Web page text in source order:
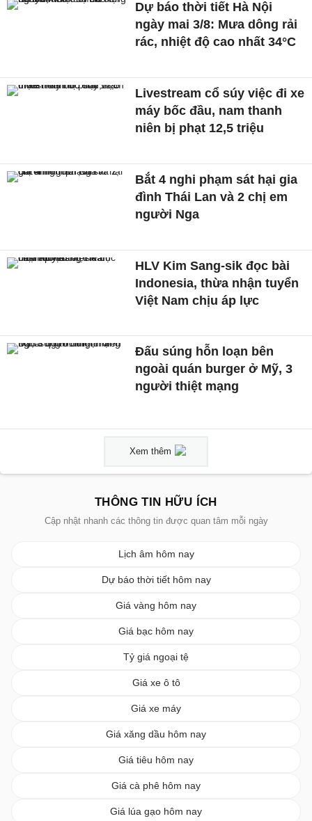
Dự báo thời tiết Hà Nội
ngày mai 3/8: Mưa dông rải
rác, nhiệt độ cao nhất 34°C
Livestream cổ súy việc đi xe
máy bốc đầu, nam thanh
niên bị phạt 12,5 triệu
Bắt 4 nghi phạm sát hại gia
đình Thái Lan và 2 chị em
người Nga
HLV Kim Sang-sik đọc bài
Indonesia, thừa nhận tuyển
Việt Nam chịu áp lực
Đấu súng hỗn loạn bên
ngoài quán burger ở Mỹ, 3
người thiệt mạng
Xem thêm
THÔNG TIN HỮU ÍCH
Cập nhật nhanh các thông tin được quan tâm mỗi ngày
Lịch âm hôm nay
Dự báo thời tiết hôm nay
Giá vàng hôm nay
Giá bạc hôm nay
Tỷ giá ngoại tệ
Giá xe ô tô
Giá xe máy
Giá xăng dầu hôm nay
Giá tiêu hôm nay
Giá cà phê hôm nay
Giá lúa gạo hôm nay